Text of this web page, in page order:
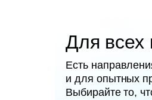
Для всех
Есть
и для опытных
Выбирайте то,